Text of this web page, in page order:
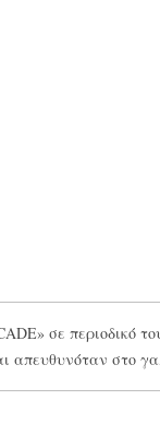
σε περιοδικό
απευθυνόταν στο